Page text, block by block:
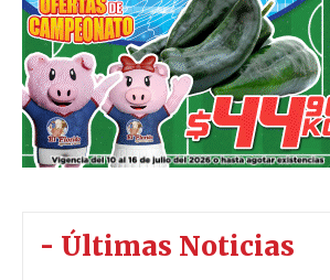
- Últimas Noticias